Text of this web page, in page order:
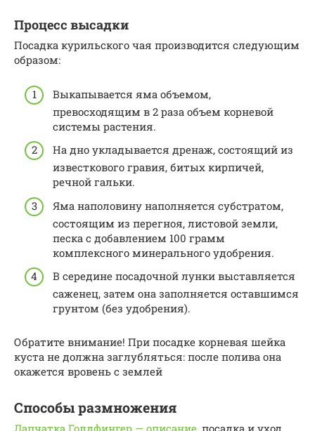
Процесс высадки
Посадка курильского чая производится следующим
образом:
Выкапывается яма объемом,
превосходящим в 2 раза объем корневой
системы растения.
На дно укладывается дренаж, состоящий из
известкового гравия, битых кирпичей,
речной гальки.
Яма наполовину наполняется субстратом,
состоящим из перегноя, листовой земли,
песка с добавлением 100 грамм
комплексного минерального удобрения.
В середине посадочной лунки выставляется
саженец, затем она заполняется оставшимся
грунтом (без удобрения).
Обратите внимание! При посадке корневая шейка
куста не должна заглубляться: после полива она
окажется вровень с землей
Способы размножения